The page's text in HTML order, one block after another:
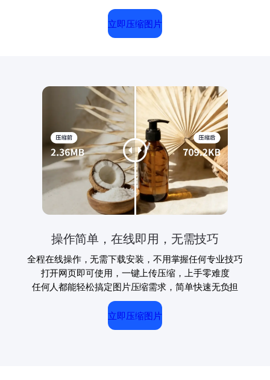
立即压缩图片
操作简单，在线即用，无需技巧
全程在线操作，无需下载安装，不用掌握任何专业技巧
打开网页即可使用，一键上传压缩，上手零难度
任何人都能轻松搞定图片压缩需求，简单快速无负担
立即压缩图片